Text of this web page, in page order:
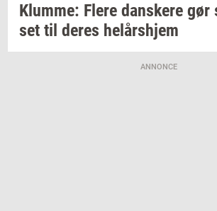
Klum­me: Flere dan­ske­re gør
set til deres helårs­hjem
ANNONCE